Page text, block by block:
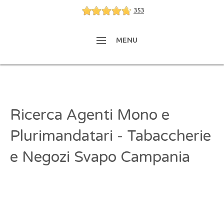
353
MENU
Ricerca Agenti Mono e
Plurimandatari - Tabaccherie
e Negozi Svapo Campania